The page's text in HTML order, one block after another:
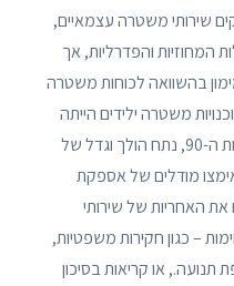
שירותי משטרה עצמאיים,
המחוזיות והפדרליות, אך
בהשוואה לכוחות משטרה
משטרה ילידים הייתה
בבדיקה נכון לשנת 2022. מאז שנות ה-90, נתח הולך וגדל של
מודלים של אספקת
האחריות של שירותי
– כגון חקירות משפטיות,
או קריאות בסיכון